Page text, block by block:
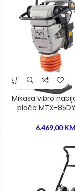
Mikasa vibro
ploča MTX-85DY
6.469,00KM